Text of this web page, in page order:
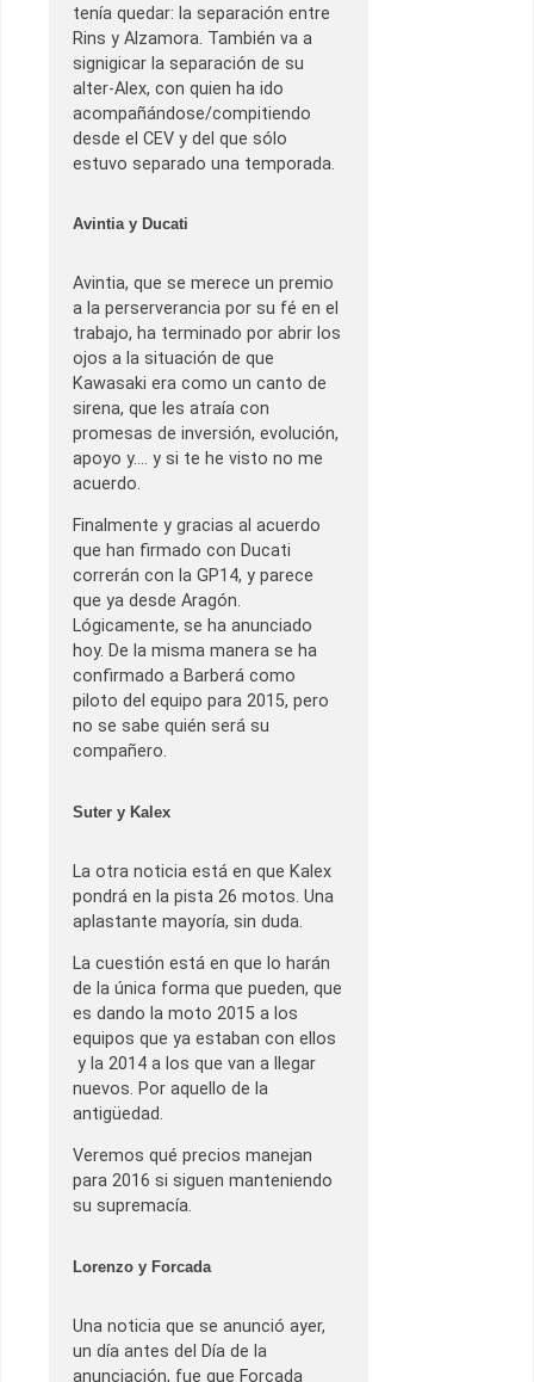
tenía quedar: la separación entre
Rins y Alzamora. También va a
signigicar la separación de su
alter-Alex, con quien ha ido
acompañándose/compitiendo
desde el CEV y del que sólo
estuvo separado una temporada.
Avintia y Ducati
Avintia, que se merece un premio
a la perserverancia por su fé en el
trabajo, ha terminado por abrir los
ojos a la situación de que
Kawasaki era como un canto de
sirena, que les atraía con
promesas de inversión, evolución,
apoyo y…. y si te he visto no me
acuerdo.
Finalmente y gracias al acuerdo
que han firmado con Ducati
correrán con la GP14, y parece
que ya desde Aragón.
Lógicamente, se ha anunciado
hoy. De la misma manera se ha
confirmado a Barberá como
piloto del equipo para 2015, pero
no se sabe quién será su
compañero.
Suter y Kalex
La otra noticia está en que Kalex
pondrá en la pista 26 motos. Una
aplastante mayoría, sin duda.
La cuestión está en que lo harán
de la única forma que pueden, que
es dando la moto 2015 a los
equipos que ya estaban con ellos
y la 2014 a los que van a llegar
nuevos. Por aquello de la
antigüedad.
Veremos qué precios manejan
para 2016 si siguen manteniendo
su supremacía.
Lorenzo y Forcada
Una noticia que se anunció ayer,
un día antes del Día de la
anunciación, fue que Forcada